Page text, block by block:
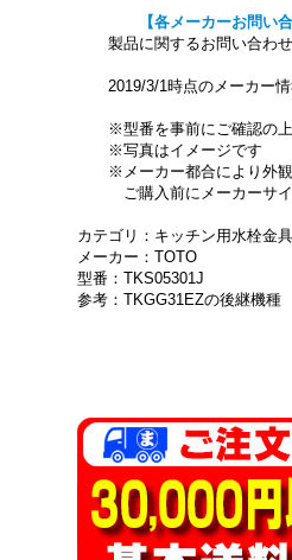
【各メーカーお問い
製品に関するお問い合わせ
2019/3/1時点のメーカー情
※型番を事前にご確認の上
※写真はイメージです
※メーカー都合により外観
ご購入前にメーカーサイト
カテゴリ：キッチン用水栓金
メーカー：TOTO
型番：TKS05301J
参考：TKGG31EZの後継機種